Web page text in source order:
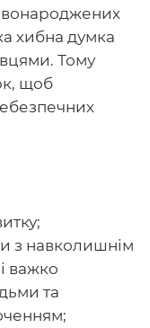
хибна думка
Тому
щоб
з навколишнім
важко
та